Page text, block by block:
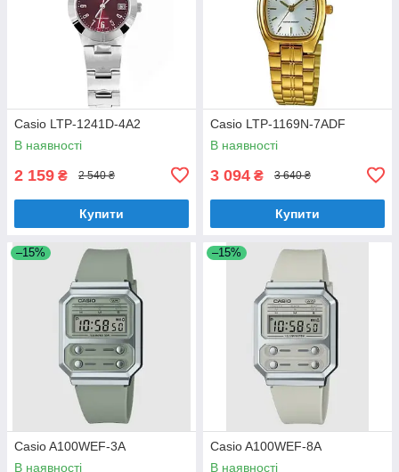
Casio LTP-1241D-4A2
В наявності
2 159 ₴ 2 540 ₴
Купити
Casio LTP-1169N-7ADF
В наявності
3 094 ₴ 3 640 ₴
Купити
–15%
Casio A100WEF-3A
В наявності
–15%
Casio A100WEF-8A
В наявності